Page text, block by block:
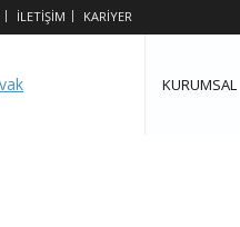
İLETİŞİM KARİYER
KURUMSAL